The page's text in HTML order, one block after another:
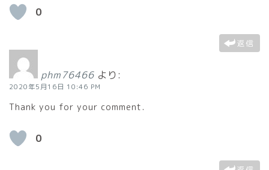
0
返信
phm76466 より:
2020年5月16日 10:46 PM
Thank you for your comment.
0